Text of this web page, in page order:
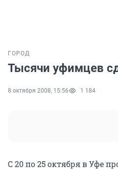
ГОРОД
Тысячи уфимцев
8 октября 2008, 15:56 1 184
С 20 по 25 октября в Уфе